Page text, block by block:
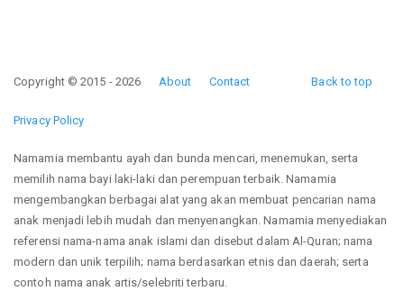
Back to top
Copyright © 2015 - 2026 About Contact
Privacy Policy
Namamia membantu ayah dan bunda mencari, menemukan, serta
memilih nama bayi laki-laki dan perempuan terbaik. Namamia
mengembangkan berbagai alat yang akan membuat pencarian nama
anak menjadi lebih mudah dan menyenangkan. Namamia menyediakan
referensi nama-nama anak islami dan disebut dalam Al-Quran; nama
modern dan unik terpilih; nama berdasarkan etnis dan daerah; serta
contoh nama anak artis/selebriti terbaru.